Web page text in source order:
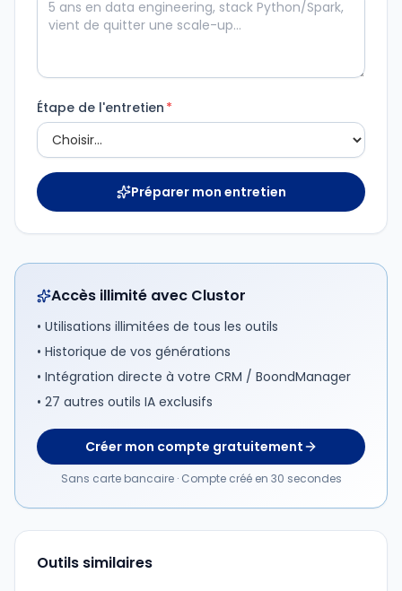
Étape de l'entretien *
Préparer mon entretien
Accès illimité avec Clustor
• Utilisations illimitées de tous les outils
• Historique de vos générations
• Intégration directe à votre CRM / BoondManager
• 27 autres outils IA exclusifs
Créer mon compte gratuitement
Sans carte bancaire · Compte créé en 30 secondes
Outils similaires